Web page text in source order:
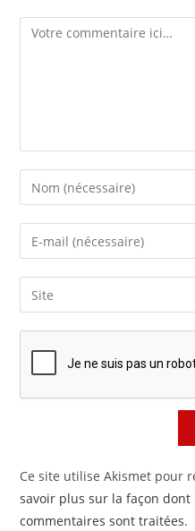
Comment
Enter
your
name
comment
Enter
your
email
address
Saisir
l’URL
de
votre
site
(facultatif)
Ce site utilise Akismet pour
savoir plus sur la façon dont
commentaires sont traitées.